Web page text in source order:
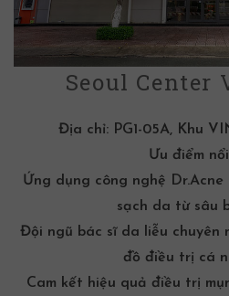
Seoul Center
Địa chỉ: PG1-05A, Khu
Ưu điểm
Ứng dụng công nghệ
sạch da từ sâu
Đội ngũ bác sĩ da liễu chuyên
đồ điều trị cá
Cam kết hiệu quả điều trị